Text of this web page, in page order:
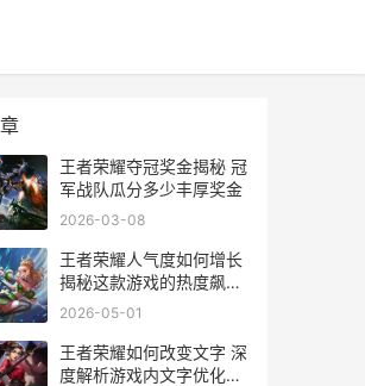
王者荣耀夺冠奖金揭秘 冠
军战队瓜分多少丰厚奖金
2026-03-08
王者荣耀人气度如何增长
揭秘这款游戏的热度飙升
之路
2026-05-01
王者荣耀如何改变文字 深
度解析游戏内文字优化策